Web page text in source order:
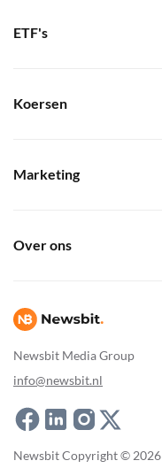
Newsbit Media Group
info@newsbit.nl
ETF's
Koersen
Marketing
Over ons
Newsbit Copyright © 2026